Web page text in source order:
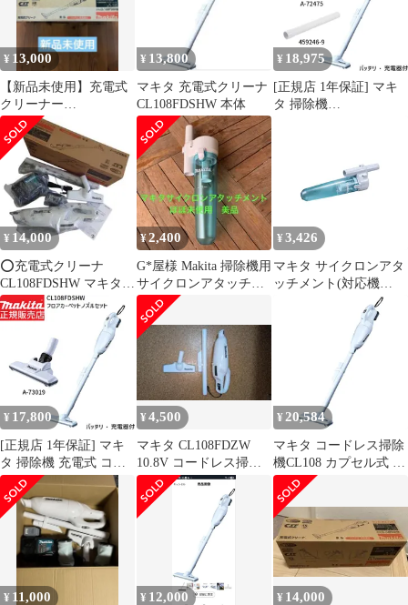
電式 コードレス ハンデ
ィ 軽量 0.98kg 人気家
庭用 業務用 一人暮らし
新生活 車載
¥ 13,000
【新品未使用】充電式
クリーナー
CL108FDSHW ホワイト
¥ 13,800
マキタ 充電式クリーナ
CL108FDSHW 本体
¥ 18,975
[正規店 1年保証] マキ
タ 掃除機
makita 充電式 サイクロ
ン コードレス クリーナ
メント ストレートパイ
プ 320 セット 本体 シ
ンプル
¥ 14,000
⭕️充電式クリーナ
CL108FDSHW マキタ
未使用 現状品 2026年製
¥2,400
G*屋様 Makita 掃除機用
サイクロンアタッチメ
ント ほぼ未使用
¥ 3,426
マキタ サイクロンアタ
ッチメント(対応機
種:CL108/107/106/105/1
10/14x/18x) A-67169 1
¥ 17,800
[正規店 1年保証] マキ
タ 掃除機 充電式 コー
ドレス クリーナー
CL108FDSHW A-73019
フロアカーペットノズ
ル ヘッド セット【バッ
テリー 充電器付き】 カ
プセル式 makita cl108
クリーナ フルセット 軽
量 CL108FD
¥4,500
マキタ CL108FDZW
10.8V コードレス掃除
機
¥ 20,584
マキタ コードレス掃除
機CL108 カプセル式 標
準25分稼働/充電22分 軽
量定番モデル 10.8Vバ
ッテリ充電器付
CL108FDSHW
¥ 11,000 ¥ 12,000 ¥ 14,000